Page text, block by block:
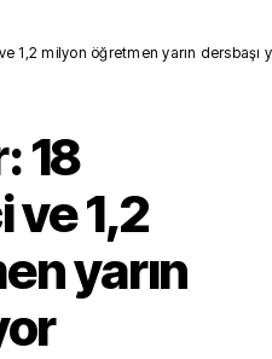
1,2 milyon öğretmen yarın dersbaşı
18
1,2
yarın